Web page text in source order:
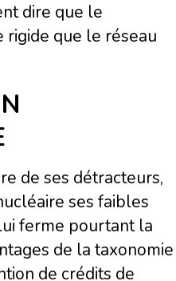
dire que le
rigide que le réseau
de ses détracteurs,
ses faibles
ferme pourtant la
de la taxonomie
de crédits de